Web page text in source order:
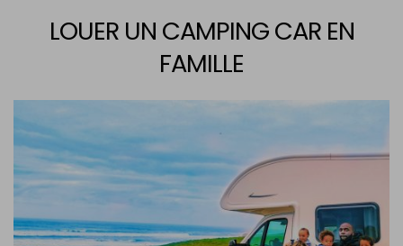
LOUER UN CAMPING CAR EN
FAMILLE